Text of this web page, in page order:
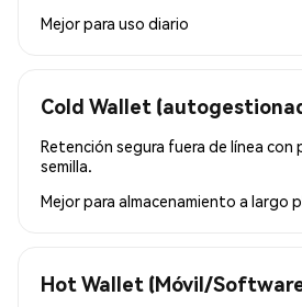
Mejor para uso diario
Cold Wallet
Retención segura fuera de línea
semilla.
Mejor para almacenamiento a largo
Hot Wallet (Móvil/